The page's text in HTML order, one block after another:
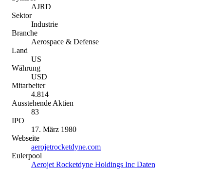
AJRD
Sektor
Industrie
Branche
Aerospace & Defense
Land
US
Währung
USD
Mitarbeiter
4.814
Ausstehende Aktien
83
IPO
17. März 1980
Webseite
aerojetrocketdyne.com
Eulerpool
Aerojet Rocketdyne Holdings Inc Daten